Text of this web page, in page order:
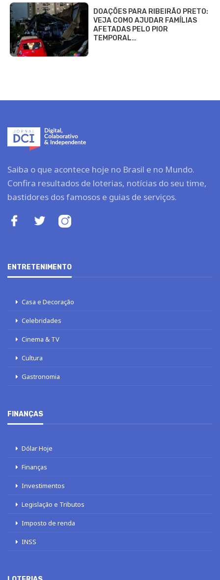
DOAÇÕES PARA RIBEIRÃO PRETO:
VEJA COMO AJUDAR FAMÍLIAS
AFETADAS PELO PIOR
TEMPORAL…
Saiba o que acontece hoje no Brasil e no Mundo.
Confira resultados de loterias, notícias do seu time,
bastidores dos famosos e guias de serviços.
ENTRETENIMENTO
Casa e Decoração
Celebridades
Cinema & TV
Cultura
Gastronomia
FINANÇAS
Dólar Hoje
Finanças
Investimentos
Legislação e Tributos
Imposto de renda
INSS